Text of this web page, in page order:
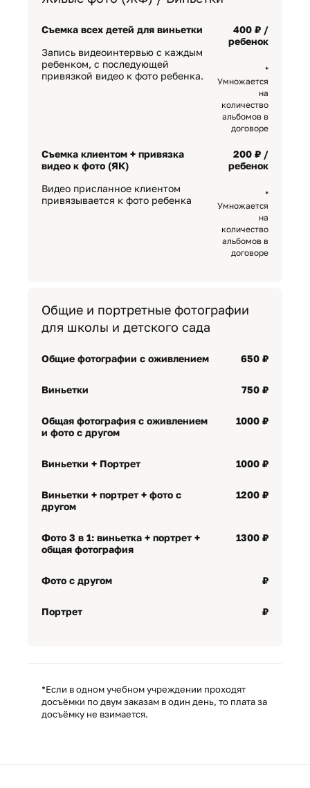
Съемка всех детей для виньетки
Запись видеоинтервью с каждым
ребенком, с последующей
привязкой видео к фото ребенка.
400 ₽ /
ребенок
*
Умножается
на
количество
альбомов в
договоре
Съемка клиентом + привязка
видео к фото (ЯК)
Видео присланное клиентом
привязывается к фото ребенка
200 ₽ /
ребенок
*
Умножается
на
количество
альбомов в
договоре
Общие и портретные фотографии
для школы и детского сада
Общие фотографии с оживлением 650 ₽
Виньетки 750 ₽
Общая фотография с оживлением
и фото с другом
1000 ₽
Виньетки + Портрет 1000 ₽
Виньетки + портрет + фото с
другом
1200 ₽
Фото 3 в 1: виньетка + портрет +
общая фотография
1300 ₽
Фото с другом ₽
Портрет ₽
*Если в одном учебном учреждении проходят
досъёмки по двум заказам в один день, то плата за
досъёмку не взимается.